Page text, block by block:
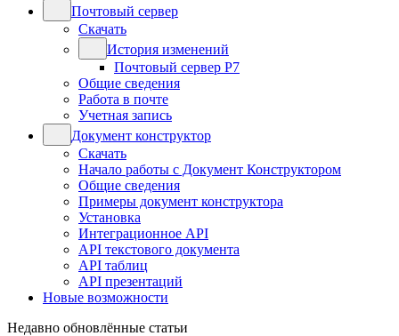
Почтовый сервер
Скачать
История изменений
Почтовый сервер Р7
Общие сведения
Работа в почте
Учетная запись
Документ конструктор
Скачать
Начало работы с Документ Конструктором
Общие сведения
Примеры документ конструктора
Установка
Интеграционное API
API текстового документа
API таблиц
API презентаций
Новые возможности
Недавно обновлённые статьи